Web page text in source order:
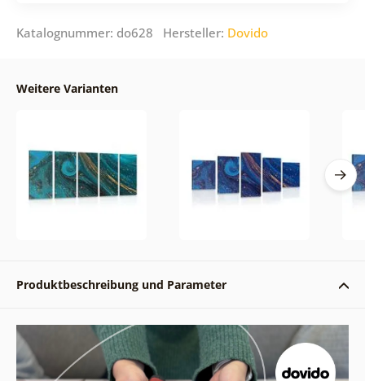
Katalognummer: do628 Hersteller: Dovido
Weitere Varianten
Produktbeschreibung und Parameter